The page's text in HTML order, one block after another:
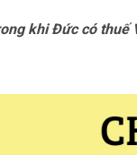
khi Đức có